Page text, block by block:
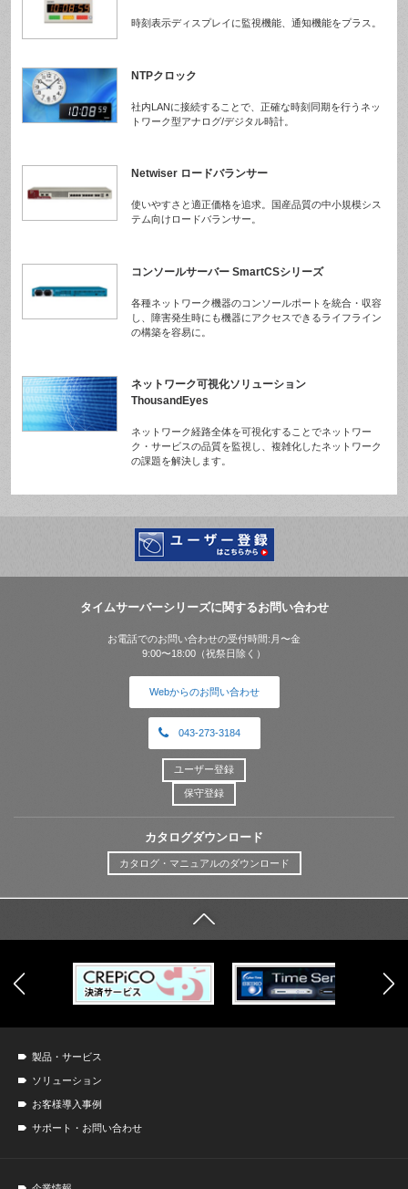
時刻表示ディスプレイに監視機能、通知機能をプラス。
NTPクロック
社内LANに接続することで、正確な時刻同期を行うネッ
トワーク型アナログ/デジタル時計。
Netwiser ロードバランサー
使いやすさと適正価格を追求。国産品質の中小規模シス
テム向けロードバランサー。
コンソールサーバー SmartCSシリーズ
各種ネットワーク機器のコンソールポートを統合・収容
し、障害発生時にも機器にアクセスできるライフライン
の構築を容易に。
ネットワーク可視化ソリューション
ThousandEyes
ネットワーク経路全体を可視化することでネットワー
ク・サービスの品質を監視し、複雑化したネットワーク
の課題を解決します。
タイムサーバーシリーズに関するお問い合わせ
お電話でのお問い合わせの受付時間:月〜金
9:00〜18:00（祝祭日除く）
Webからのお問い合わせ
043-273-3184
ユーザー登録
保守登録
カタログダウンロード
カタログ・マニュアルのダウンロード
製品・サービス
ソリューション
お客様導入事例
サポート・お問い合わせ